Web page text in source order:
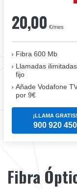
20,00 €/mes
Fibra 600 Mb
Llamadas
fijo
Añade Vodafone
por 9€
¡LLAMA GRATIS!
900 920 450
Fibra